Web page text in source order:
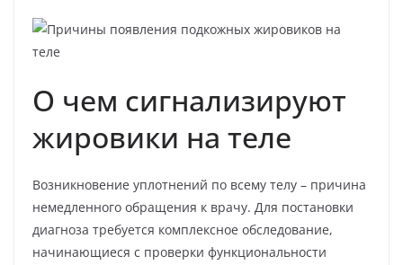
О чем сигнализируют
жировики на теле
Возникновение уплотнений по всему телу – причина
немедленного обращения к врачу. Для постановки
диагноза требуется комплексное обследование,
начинающиеся с проверки функциональности